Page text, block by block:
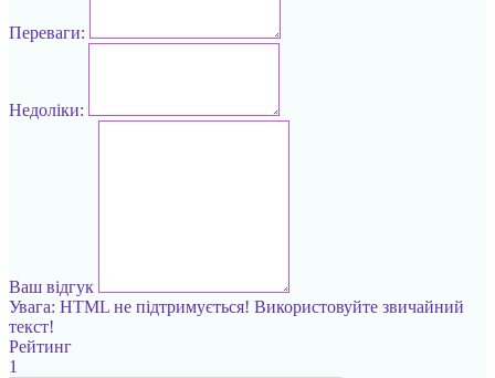
Переваги:
Недоліки:
Ваш відгук
Увага: HTML не підтримується! Використовуйте звичайний
текст!
Рейтинг
1